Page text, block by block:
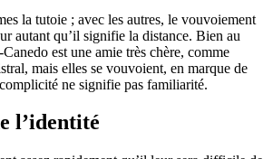
la tutoie ; avec les autres, le vouvoiement
autant qu’il signifie la distance. Bien au
est une amie très chère, comme
mais elles se vouvoient, en marque de
ne signifie pas familiarité.
l’identité